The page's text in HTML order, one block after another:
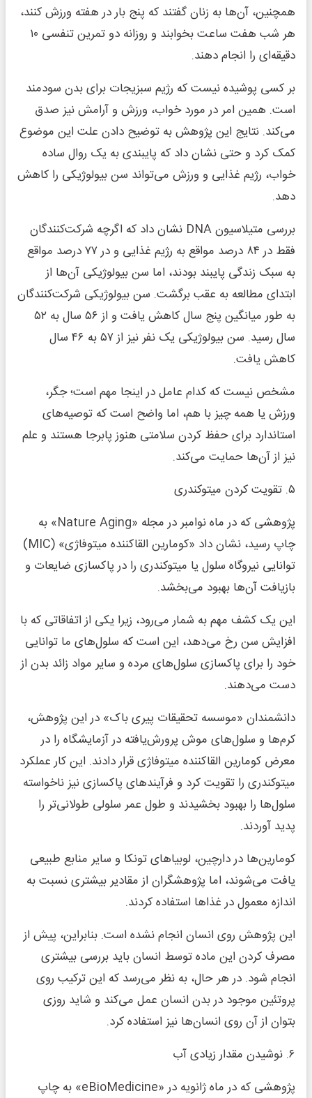
همچنین، آن‌ها به زنان گفتند که پنج بار در هفته ورزش کنند،
هر شب هفت ساعت بخوابند و روزانه دو تمرین تنفسی ۱۰
دقیقه‌ای را انجام دهند.
بر کسی پوشیده نیست که رژیم سبزیجات برای بدن سودمند
است. همین امر در مورد خواب، ورزش و آرامش نیز صدق
می‌کند. نتایج این پژوهش به توضیح دادن علت این موضوع
کمک کرد و حتی نشان داد که پایبندی به یک روال ساده
خواب، رژیم غذایی و ورزش می‌تواند سن بیولوژیکی را کاهش
دهد.
بررسی متیلاسیون DNA نشان داد که اگرچه شرکت‌کنندگان
فقط در ۸۴ درصد مواقع به رژیم غذایی و در ۷۷ درصد مواقع
به سبک زندگی پایبند بودند، اما سن بیولوژیکی آن‌ها از
ابتدای مطالعه به عقب برگشت. سن بیولوژیکی شرکت‌کنندگان
به طور میانگین پنج سال کاهش یافت و از ۵۶ سال به ۵۲
سال رسید. سن بیولوژیکی یک نفر نیز از ۵۷ به ۴۶ سال
کاهش یافت.
مشخص نیست که کدام عامل در اینجا مهم است؛ جگر،
ورزش یا همه چیز با هم، اما واضح است که توصیه‌های
استاندارد برای حفظ کردن سلامتی هنوز پابرجا هستند و علم
نیز از آن‌ها حمایت می‌کند.
۵. تقویت کردن میتوکندری
پژوهشی که در ماه نوامبر در مجله «Nature Aging» به
چاپ رسید، نشان داد «کومارین القاکننده میتوفاژی» (MIC)
توانایی نیروگاه سلول یا میتوکندری را در پاکسازی ضایعات و
بازیافت آن‌ها بهبود می‌بخشد.
این یک کشف مهم به شمار می‌رود، زیرا یکی از اتفاقاتی که با
افزایش سن رخ می‌دهد، این است که سلول‌های ما توانایی
خود را برای پاکسازی سلول‌های مرده و سایر مواد زائد بدن از
دست می‌دهند.
دانشمندان «موسسه تحقیقات پیری باک» در این پژوهش،
کرم‌ها و سلول‌های موش پرورش‌یافته در آزمایشگاه را در
معرض کومارین القاکننده میتوفاژی قرار دادند. این کار عملکرد
میتوکندری را تقویت کرد و فرآیندهای پاکسازی نیز ناخواسته
سلول‌ها را بهبود بخشیدند و طول عمر سلولی طولانی‌تر را
پدید آوردند.
کومارین‌ها در دارچین، لوبیاهای تونکا و سایر منابع طبیعی
یافت می‌شوند، اما پژوهشگران از مقادیر بیشتری نسبت به
اندازه معمول در غذاها استفاده کردند.
این پژوهش روی انسان انجام نشده است. بنابراین، پیش از
مصرف کردن این ماده توسط انسان باید بررسی بیشتری
انجام شود. در هر حال، به نظر می‌رسد که این ترکیب روی
پروتئین موجود در بدن انسان عمل می‌کند و شاید روزی
بتوان از آن روی انسان‌ها نیز استفاده کرد.
۶. نوشیدن مقدار زیادی آب
پژوهشی که در ماه ژانویه در «eBioMedicine» به چاپ